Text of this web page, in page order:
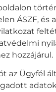
ÁSZF, és
hozzájárul.
az Ügyfél